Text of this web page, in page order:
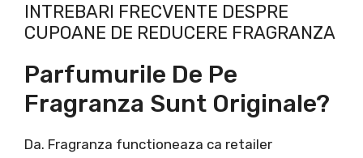
INTREBARI FRECVENTE DESPRE
CUPOANE DE REDUCERE FRAGRANZA
Parfumurile De Pe
Fragranza Sunt Originale?
Da. Fragranza functioneaza ca retailer